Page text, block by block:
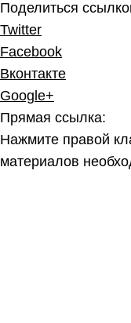
Поделиться
Twitter
Facebook
Вконтакте
Google+
Прямая ссылка:
Нажмите правой
материалов